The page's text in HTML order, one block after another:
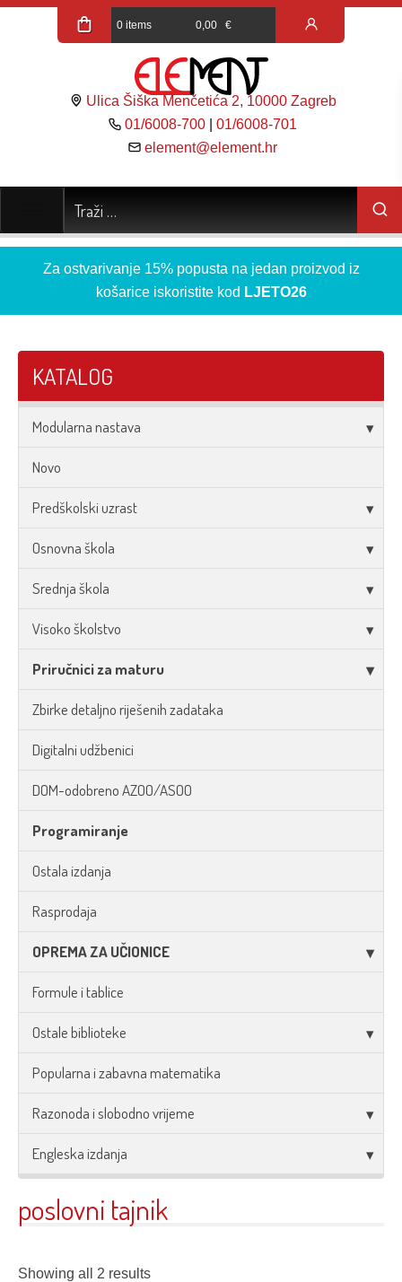
0 items 0,00 €
Ulica Šiška Menčetića 2, 10000 Zagreb
01/6008-700 |01/6008-701
element@element.hr
Za ostvarivanje 15% popusta na jedan proizvod iz
košarice iskoristite kod LJETO26
KATALOG
Modularna nastava
Novo
Predškolski uzrast
Osnovna škola
Srednja škola
Visoko školstvo
Priručnici za maturu
Zbirke detaljno riješenih zadataka
Digitalni udžbenici
DOM-odobreno AZOO/ASOO
Programiranje
Ostala izdanja
Rasprodaja
OPREMA ZA UČIONICE
Formule i tablice
Ostale biblioteke
Popularna i zabavna matematika
Razonoda i slobodno vrijeme
Engleska izdanja
poslovni tajnik
Showing all 2 results